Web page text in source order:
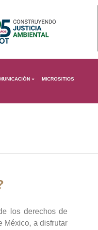
MICROSITIOS
los derechos de
México, a disfrutar